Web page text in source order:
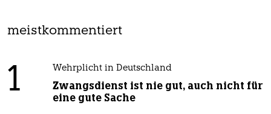
meistkommentiert
1 Wehrplicht in Deutschland
Zwangsdienst ist nie gut, auch nicht für
eine gute Sache